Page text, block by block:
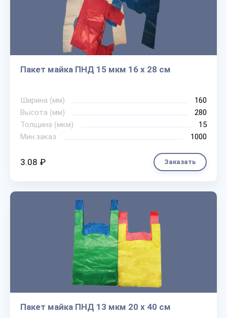
Пакет майка ПНД 15 мкм 16 х 28 см
Ширина (мм)
160
Высота (мм)
280
Толщина (мкм)
15
Мин.заказ
1000
3.08 ₽ Заказать
Пакет майка ПНД 13 мкм 20 х 40 см